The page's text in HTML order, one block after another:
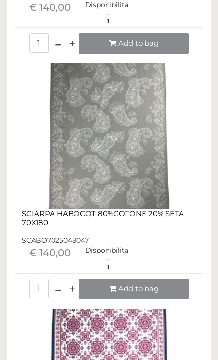
€ 140,00 Disponibilita'
1
Add to bag
SCIARPA HABOCOT 80%COTONE 20% SETA
70X180
SCABO7025048047
€ 140,00 Disponibilita'
1
Add to bag